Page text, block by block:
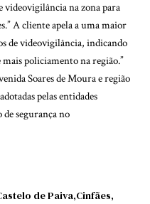
videovigilância na zona para
A cliente apela a uma maior
de videovigilância, indicando
mais policiamento na região.”
Soares de Moura e região
pelas entidades
segurança no
de Paiva Cinfães